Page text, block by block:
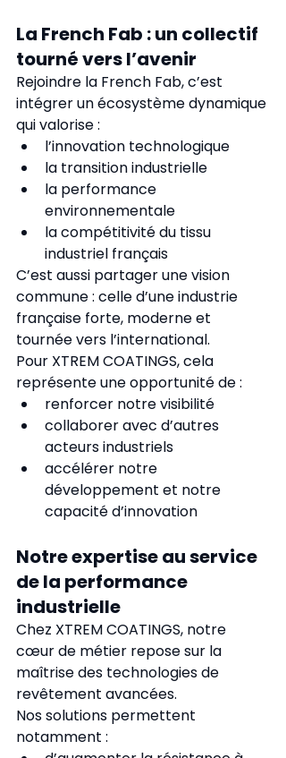
La French Fab : un collectif
tourné vers l’avenir
Rejoindre la French Fab, c’est
intégrer un écosystème dynamique
qui valorise :
l’innovation technologique
la transition industrielle
la performance
environnementale
la compétitivité du tissu
industriel français
C’est aussi partager une vision
commune : celle d’une industrie
française forte, moderne et
tournée vers l’international.
Pour XTREM COATINGS, cela
représente une opportunité de :
renforcer notre visibilité
collaborer avec d’autres
acteurs industriels
accélérer notre
développement et notre
capacité d’innovation
Notre expertise au service
de la performance
industrielle
Chez XTREM COATINGS, notre
cœur de métier repose sur la
maîtrise des technologies de
revêtement avancées.
Nos solutions permettent
notamment :